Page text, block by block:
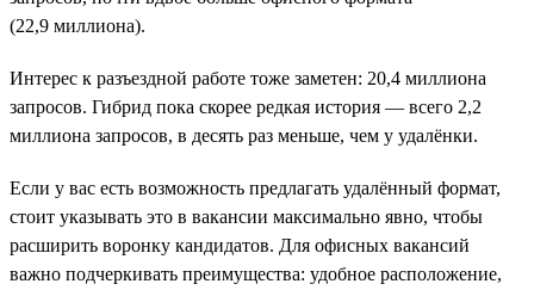
(22,9 миллиона).
Интерес к разъездной работе тоже заметен: 20,4 миллиона
запросов. Гибрид пока скорее редкая история — всего 2,2
миллиона запросов, в десять раз меньше, чем у удалёнки.
Если у вас есть возможность предлагать удалённый формат,
стоит указывать это в вакансии максимально явно, чтобы
расширить воронку кандидатов. Для офисных вакансий
важно подчеркивать преимущества: удобное расположение,